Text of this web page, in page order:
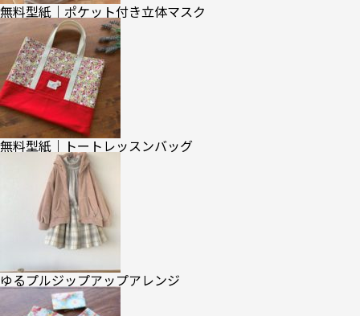
無料型紙｜ポケット付き立体マスク
無料型紙｜トートレッスンバッグ
ゆるプルジップアップアレンジ